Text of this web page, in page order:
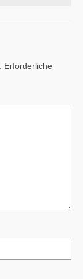
Erforderliche